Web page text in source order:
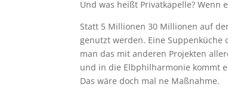
Und was heißt Privatkapelle?
Statt 5 Millionen 30 Millionen auf
genutzt werden. Eine Suppenküche
man das mit anderen Projekten
und in die Elbphilharmonie kommt
Das wäre doch mal ne Maßnahme.